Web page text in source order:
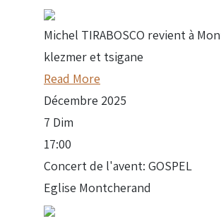
Michel TIRABOSCO revient à
klezmer et tsigane
Read More
Décembre 2025
7 Dim
17:00
Concert de l'avent: GOSPEL
Eglise Montcherand